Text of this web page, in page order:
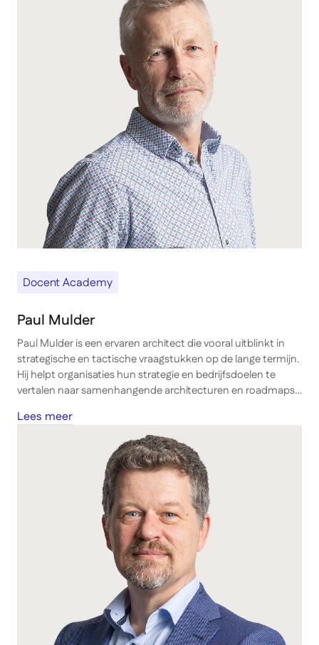
Docent Academy
Paul Mulder
Paul Mulder is een ervaren architect die vooral uitblinkt in
strategische en tactische vraagstukken op de lange termijn.
Hij helpt organisaties hun strategie en bedrijfsdoelen te
vertalen naar samenhangende architecturen en roadmaps.
van veranderingen op de bestaande architectuur en het
ontwikkelen van gedragen doelarchitecturen.
Lees meer